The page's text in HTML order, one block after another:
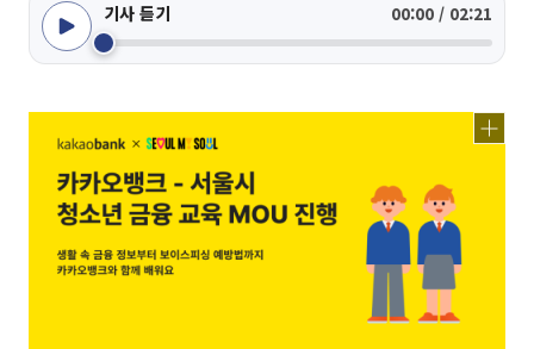
기사 듣기 00:00 / 02:21